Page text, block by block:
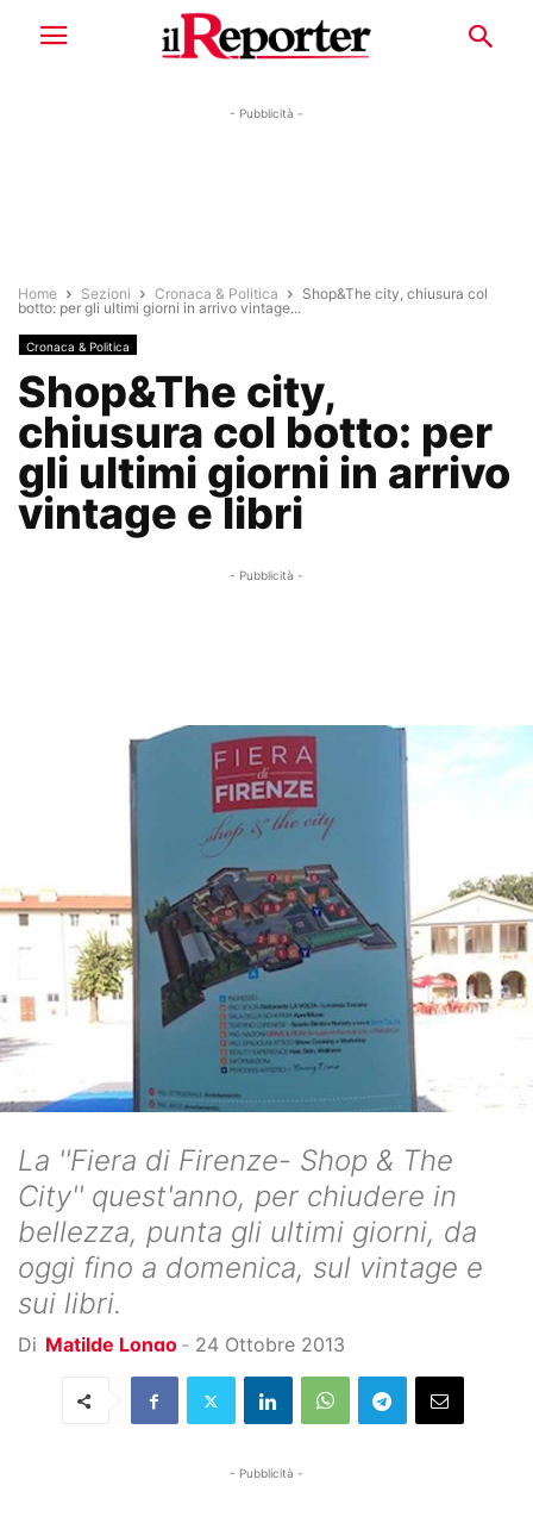
- Pubblicità -
Home Sezioni Cronaca & Politica
Shop&The city, chiusura col
botto: per gli ultimi giorni in arrivo vintage...
Cronaca & Politica
Shop&The city,
chiusura col botto: per
gli ultimi giorni in arrivo
vintage e libri
- Pubblicità -
La ''Fiera di Firenze- Shop & The
City'' quest'anno, per chiudere in
bellezza, punta gli ultimi giorni, da
oggi fino a domenica, sul vintage e
sui libri.
Di Matilde Longo - 24 Ottobre 2013
- Pubblicità -